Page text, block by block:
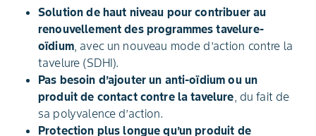
Solution de haut niveau pour contribuer au
renouvellement des programmes tavelure-
oïdium, avec un nouveau mode d’action contre la
tavelure (SDHI).
Pas besoin d’ajouter un anti-oïdium ou un
produit de contact contre la tavelure, du fait de
sa polyvalence d’action.
Protection plus longue qu’un produit de